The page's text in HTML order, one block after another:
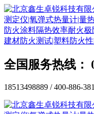
全国服务热线：
18513498889 / 400-886-